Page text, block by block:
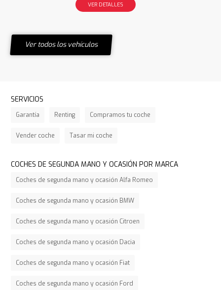
VER DETALLES
Ver todos los vehículos
SERVICIOS
Garantía Renting Compramos tu coche
Vender coche Tasar mi coche
COCHES DE SEGUNDA MANO Y OCASIÓN POR MARCA
Coches de segunda mano y ocasión Alfa Romeo
Coches de segunda mano y ocasión BMW
Coches de segunda mano y ocasión Citroen
Coches de segunda mano y ocasión Dacia
Coches de segunda mano y ocasión Fiat
Coches de segunda mano y ocasión Ford